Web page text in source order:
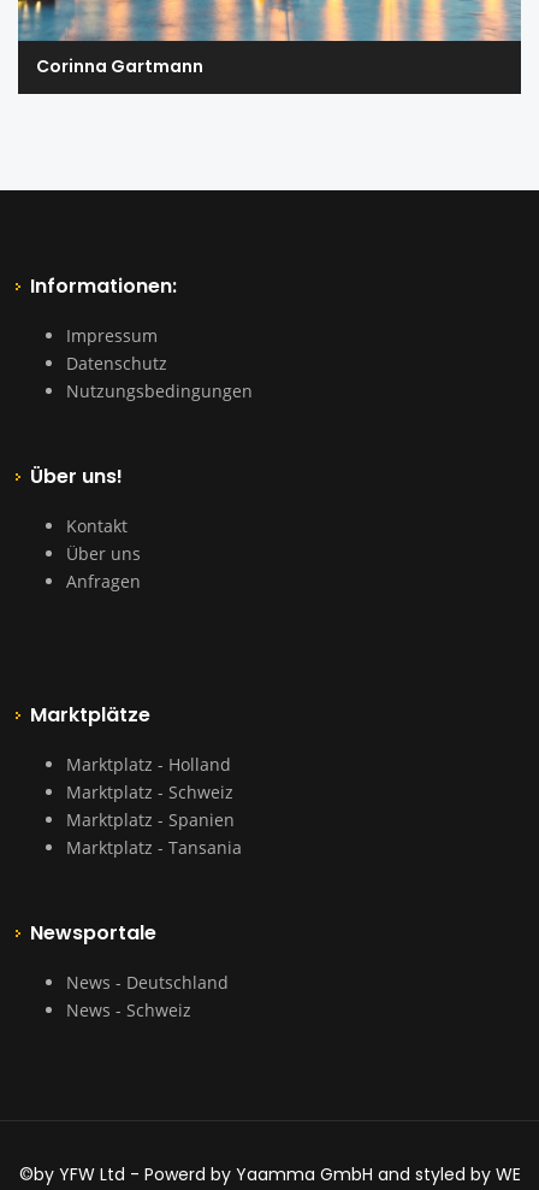
Corinna Gartmann
Informationen:
Impressum
Datenschutz
Nutzungsbedingungen
Über uns!
Kontakt
Über uns
Anfragen
Marktplätze
Marktplatz - Holland
Marktplatz - Schweiz
Marktplatz - Spanien
Marktplatz - Tansania
Newsportale
News - Deutschland
News - Schweiz
©by YFW Ltd - Powerd by Yaamma GmbH and styled by WE